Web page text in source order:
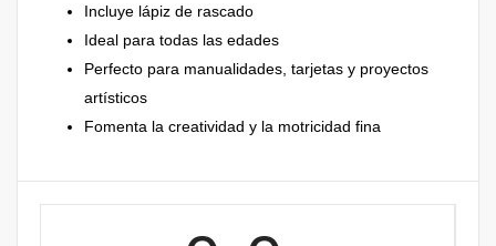
Incluye lápiz de rascado
Ideal para todas las edades
Perfecto para manualidades, tarjetas y proyectos
artísticos
Fomenta la creatividad y la motricidad fina